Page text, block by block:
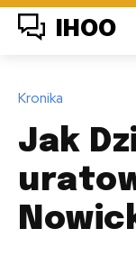
IHOO
Kronika
Jak